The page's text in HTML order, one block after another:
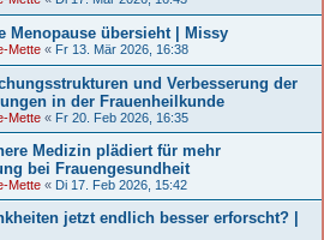
Menopause übersieht | Missy
Mette « Fr 13. Mär 2026, 16:38
und Verbesserung der
in der Frauenheilkunde
Mette « Fr 20. Feb 2026, 16:35
Medizin plädiert für mehr
bei Frauengesundheit
Mette « Di 17. Feb 2026, 15:42
jetzt endlich besser erforscht? |